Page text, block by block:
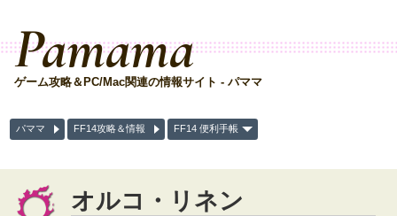
Pamama
ゲーム攻略＆PC/Mac関連の情報サイト - パママ
パママ FF14攻略＆情報 FF14 便利手帳
オルコ・リネン